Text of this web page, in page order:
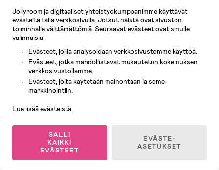
Jollyroom ja digitaaliset yhteistyökumppanimme käyttävät
evästeitä tällä verkkosivulla. Jotkut näistä ovat sivuston
toiminnalle välttämättömiä. Seuraavat evästeet ovat sinulle
valinnaisia:
Evästeet, joilla analysoidaan verkkosivustomme käyttöä.
Evästeet, jotka mahdollistavat mukautetun kokemuksen
verkkosivustollamme.
Evästeet, joita käytetään mainontaan ja some-
markkinointiin.
Lue lisää evästeistä
SALLI
KAIKKI
EVÄSTEET
EVÄSTE-
ASETUKSET